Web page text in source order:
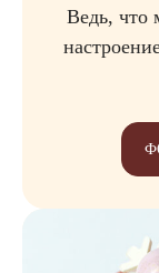
Ведь, что